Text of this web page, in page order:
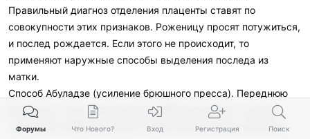
Правильный диагноз отделения плаценты ставят по
совокупности этих признаков. Роженицу просят потужиться,
и послед рождается. Если этого не происходит, то
применяют наружные способы выделения последа из
матки.
Способ Абуладзе (усиление брюшного пресса). Переднюю
брюшную стенку захватывают обеими руками в складку
так, чтобы прямые мышцы живота были плотно охвачены
Форумы Что Нового? Вход Регистрация Поиск